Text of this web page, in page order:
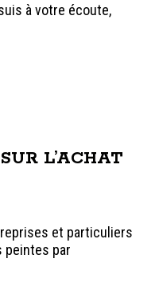
à votre écoute,
L’ACHAT
et particuliers
peintes par